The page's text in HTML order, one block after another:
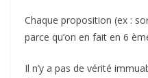
Chaque proposition (ex :
parce qu’on en fait en 6
Il n’y a pas de vérité